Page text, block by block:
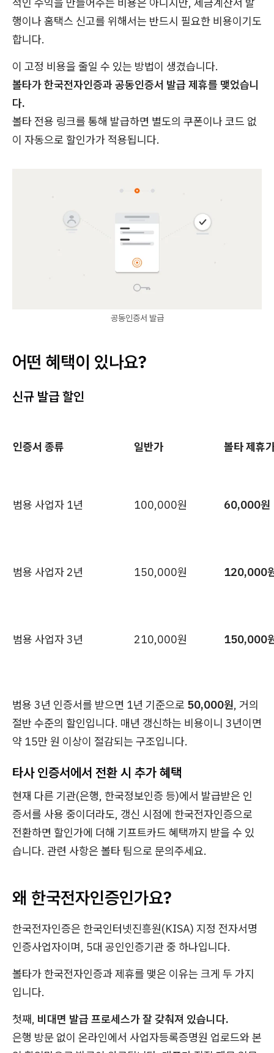
행이나 홈택스 신고를 위해서는 반드시 필요한 비용이기도
합니다.
이 고정 비용을 줄일 수 있는 방법이 생겼습니다.
볼타가 한국전자인증과 공동인증서 발급 제휴를 맺었습니
다.
볼타 전용 링크를 통해 발급하면 별도의 쿠폰이나 코드 없
이 자동으로 할인가가 적용됩니다.
공동인증서 발급
어떤 혜택이 있나요?
신규 발급 할인
인증서 종류 일반가 볼타 제휴
범용 사업자 1년 100,000원 60,000원
범용 사업자 2년 150,000원 120,000
범용 사업자 3년 210,000원 150,000
범용 3년 인증서를 받으면 1년 기준으로 50,000원, 거의
절반 수준의 할인입니다. 매년 갱신하는 비용이니 3년이면
약 15만 원 이상이 절감되는 구조입니다.
타사 인증서에서 전환 시 추가 혜택
현재 다른 기관(은행, 한국정보인증 등)에서 발급받은 인
증서를 사용 중이더라도, 갱신 시점에 한국전자인증으로
전환하면 할인가에 더해 기프트카드 혜택까지 받을 수 있
습니다. 관련 사항은 볼타 팀으로 문의주세요.
왜 한국전자인증인가요?
한국전자인증은 한국인터넷진흥원(KISA) 지정 전자서명
인증사업자이며, 5대 공인인증기관 중 하나입니다.
볼타가 한국전자인증과 제휴를 맺은 이유는 크게 두 가지
입니다.
첫째, 비대면 발급 프로세스가 잘 갖춰져 있습니다.
은행 방문 없이 온라인에서 사업자등록증명원 업로드와 본